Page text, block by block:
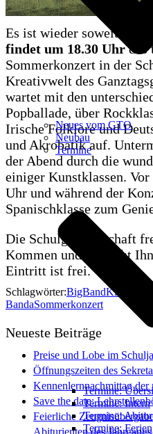
Neues vom GTO
Neubau
Termine
Termine:
Termine: Intern
Termine: Abitur
Termine: Ferien
Es ist wieder soweit! Am
findet um 18.30 Uhrdas
Sommerkonzert in der
Kreativwelt des
wartet mit den
Popballade, über
Irische Folklore und
und Akrobatik auf.
der Abend durch die
einiger Kunstklassen.
Uhr und während der
Spanischklasse zum
Die Schulgemeinschaft
Kommen und wünscht
Eintritt ist frei.
Schlagwörter:BigBandKiddies
BandaSommerkonzert
Neueste Beiträge
Preise und Lobe im
Öffnungszeiten des
Kennenlernnachmittag
Save the date:
Feierliche
Abiturienten des